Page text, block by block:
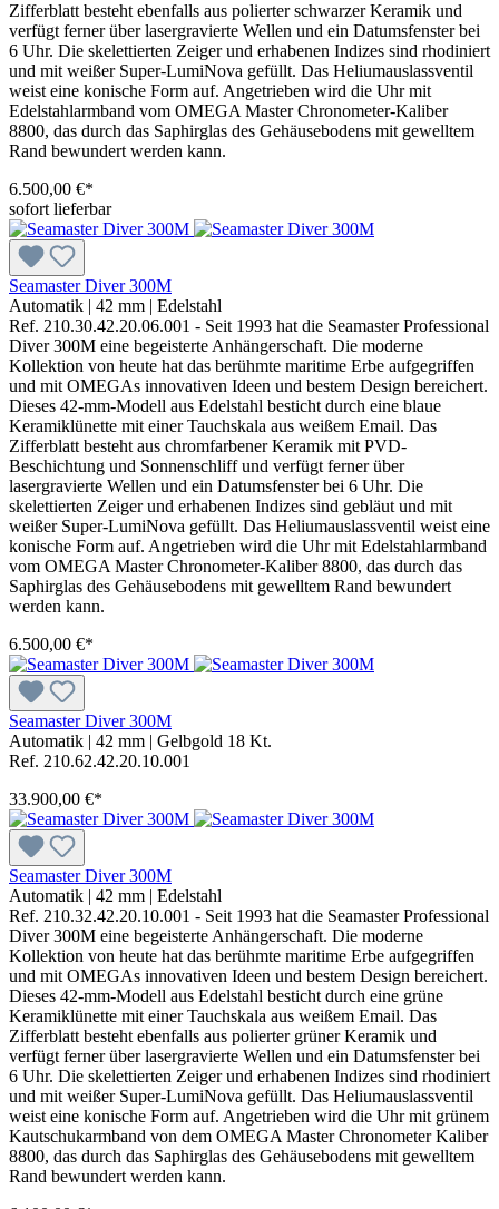
Zifferblatt besteht ebenfalls aus polierter schwarzer Keramik und
verfügt ferner über lasergravierte Wellen und ein Datumsfenster bei
6 Uhr. Die skelettierten Zeiger und erhabenen Indizes sind rhodiniert
und mit weißer Super-LumiNova gefüllt. Das Heliumauslassventil
weist eine konische Form auf. Angetrieben wird die Uhr mit
Edelstahlarmband vom OMEGA Master Chronometer-Kaliber
8800, das durch das Saphirglas des Gehäusebodens mit gewelltem
Rand bewundert werden kann.
6.500,00 €*
sofort lieferbar
Seamaster Diver 300M
Automatik | 42 mm | Edelstahl
Ref. 210.30.42.20.06.001 - Seit 1993 hat die Seamaster Professional
Diver 300M eine begeisterte Anhängerschaft. Die moderne
Kollektion von heute hat das berühmte maritime Erbe aufgegriffen
und mit OMEGAs innovativen Ideen und bestem Design bereichert.
Dieses 42-mm-Modell aus Edelstahl besticht durch eine blaue
Keramiklünette mit einer Tauchskala aus weißem Email. Das
Zifferblatt besteht aus chromfarbener Keramik mit PVD-
Beschichtung und Sonnenschliff und verfügt ferner über
lasergravierte Wellen und ein Datumsfenster bei 6 Uhr. Die
skelettierten Zeiger und erhabenen Indizes sind gebläut und mit
weißer Super-LumiNova gefüllt. Das Heliumauslassventil weist eine
konische Form auf. Angetrieben wird die Uhr mit Edelstahlarmband
vom OMEGA Master Chronometer-Kaliber 8800, das durch das
Saphirglas des Gehäusebodens mit gewelltem Rand bewundert
werden kann.
6.500,00 €*
Seamaster Diver 300M
Automatik | 42 mm | Gelbgold 18 Kt.
Ref. 210.62.42.20.10.001
33.900,00 €*
Seamaster Diver 300M
Automatik | 42 mm | Edelstahl
Ref. 210.32.42.20.10.001 - Seit 1993 hat die Seamaster Professional
Diver 300M eine begeisterte Anhängerschaft. Die moderne
Kollektion von heute hat das berühmte maritime Erbe aufgegriffen
und mit OMEGAs innovativen Ideen und bestem Design bereichert.
Dieses 42-mm-Modell aus Edelstahl besticht durch eine grüne
Keramiklünette mit einer Tauchskala aus weißem Email. Das
Zifferblatt besteht ebenfalls aus polierter grüner Keramik und
verfügt ferner über lasergravierte Wellen und ein Datumsfenster bei
6 Uhr. Die skelettierten Zeiger und erhabenen Indizes sind rhodiniert
und mit weißer Super-LumiNova gefüllt. Das Heliumauslassventil
weist eine konische Form auf. Angetrieben wird die Uhr mit grünem
Kautschukarmband von dem OMEGA Master Chronometer Kaliber
8800, das durch das Saphirglas des Gehäusebodens mit gewelltem
Rand bewundert werden kann.